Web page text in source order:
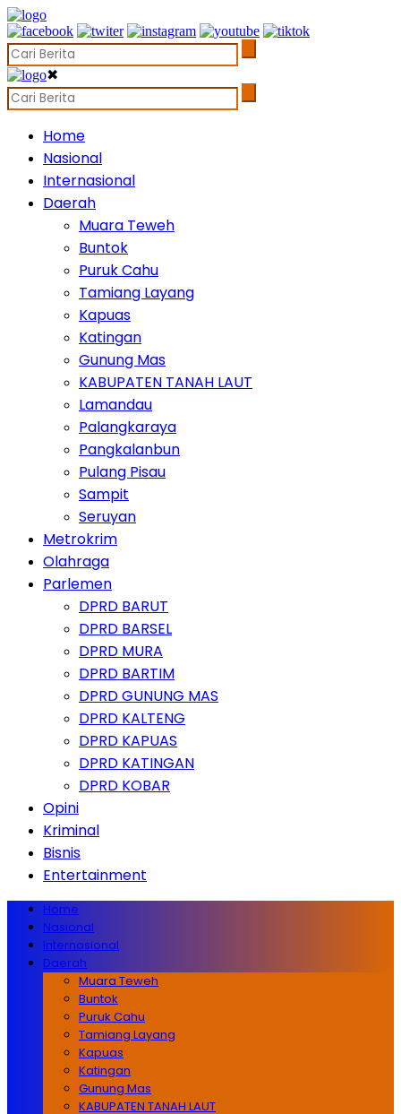
✖
Home
Nasional
Internasional
Daerah
Muara Teweh
Buntok
Puruk Cahu
Tamiang Layang
Kapuas
Katingan
Gunung Mas
KABUPATEN TANAH LAUT
Lamandau
Palangkaraya
Pangkalanbun
Pulang Pisau
Sampit
Seruyan
Metrokrim
Olahraga
Parlemen
DPRD BARUT
DPRD BARSEL
DPRD MURA
DPRD BARTIM
DPRD GUNUNG MAS
DPRD KALTENG
DPRD KAPUAS
DPRD KATINGAN
DPRD KOBAR
Opini
Kriminal
Bisnis
Entertainment
Home
Nasional
Internasional
Daerah
Muara Teweh
Buntok
Puruk Cahu
Tamiang Layang
Kapuas
Katingan
Gunung Mas
KABUPATEN TANAH LAUT